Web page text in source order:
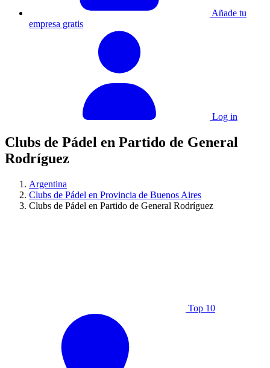
Añade tu
empresa gratis
Log in
Clubs de Pádel en Partido de General
Rodríguez
Argentina
Clubs de Pádel en Provincia de Buenos Aires
Clubs de Pádel en Partido de General Rodríguez
Top 10